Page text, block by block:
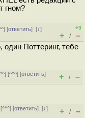
гном?
] [ответить][↓]
+3
+ / –
Поттеринг, тебе
^^] [^^^] [ответить]
+ / –
^^^] [ответить][↓]
+ / –